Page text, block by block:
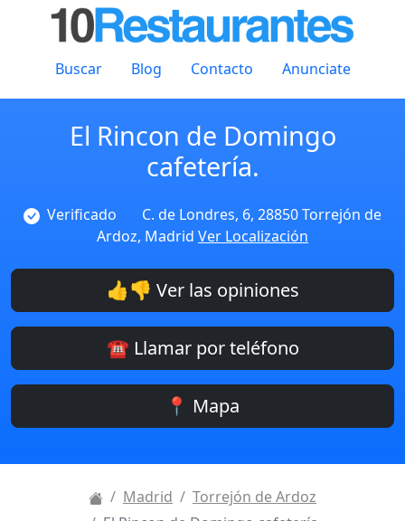
Buscar Blog Contacto Anunciate
El Rincon de Domingo
cafetería.
Verificado
C. de Londres, 6, 28850 Torrejón de
Ardoz, Madrid Ver Localización
👍👎 Ver las opiniones
☎️ Llamar por teléfono
📍 Mapa
Madrid
Torrejón de Ardoz